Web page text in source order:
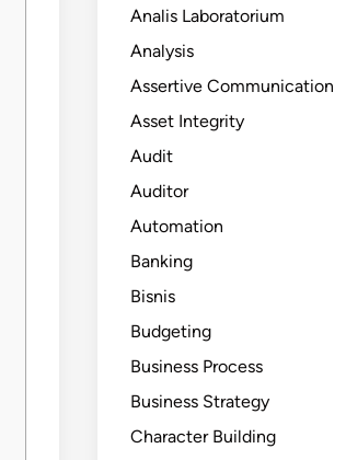
Analis Laboratorium
Analysis
Assertive Communication
Asset Integrity
Audit
Auditor
Automation
Banking
Bisnis
Budgeting
Business Process
Business Strategy
Character Building